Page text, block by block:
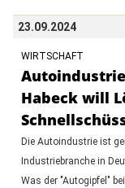
23.09.2024
WIRTSCHAFT
Habeck will
Die Autoindustrie ist
Industriebranche in
Was der "Autogipfel"